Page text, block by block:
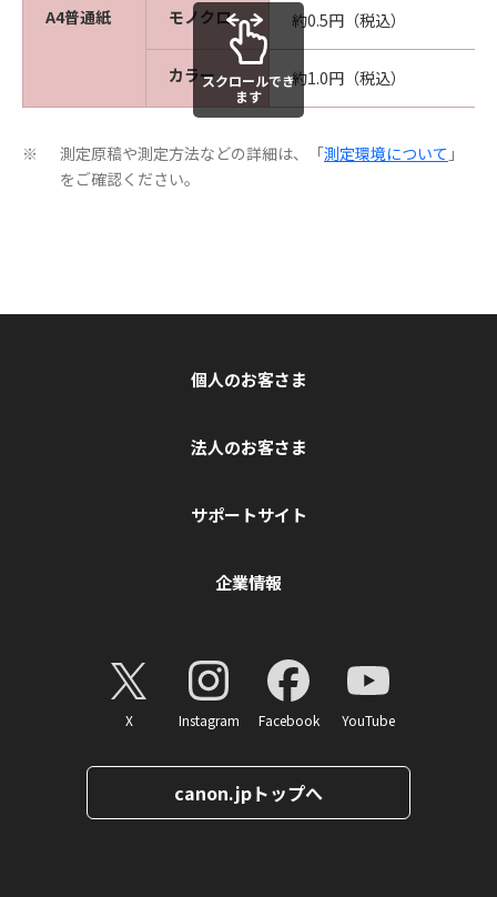
A4普通紙 モノクロ 約0.5円（税込）
カラー 約1.0円（税込）
スクロールでき
ます
※ 測定原稿や測定方法などの詳細は、「測定環境について 」
をご確認ください。
個人のお客さま
法人のお客さま
サポートサイト
企業情報
X Instagram Facebook YouTube
canon.jpトップへ